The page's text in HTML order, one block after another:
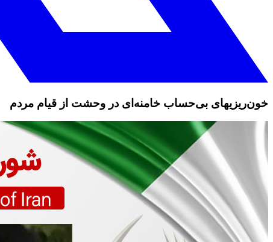
خون‌ریزیهای بی‌حساب خامنه‌ای در وحشت از قیام مردم